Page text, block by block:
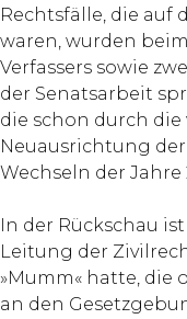
Rechtsfälle, die auf
waren, wurden
Verfassers sowie
der Senatsarbeit
die schon durch die
Neuausrichtung
Wechseln der
In der Rückschau
Leitung der
»Mumm« hatte, die
an den